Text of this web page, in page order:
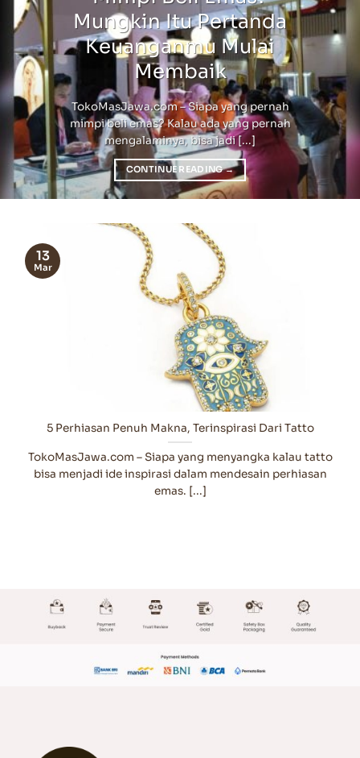
Mungkin Itu Pertanda
Keuanganmu Mulai
Membaik
TokoMasJawa.com – Siapa yang pernah
mimpi beli emas? Kalau ada yang pernah
mengalaminya, bisa jadi [...]
CONTINUE READING→
5 Perhiasan Penuh Makna, Terinspirasi Dari Tatto
TokoMasJawa.com – Siapa yang menyangka kalau tatto
bisa menjadi ide inspirasi dalam mendesain perhiasan
emas. [...]
13
Mar